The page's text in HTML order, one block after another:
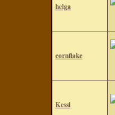
helga
cornflake
Kessi